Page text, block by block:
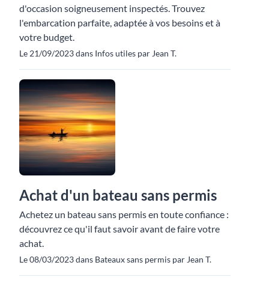
d'occasion soigneusement inspectés. Trouvez
l'embarcation parfaite, adaptée à vos besoins et à
votre budget.
Le 21/09/2023 dans Infos utiles par Jean T.
Achat d'un bateau sans permis
Achetez un bateau sans permis en toute confiance :
découvrez ce qu'il faut savoir avant de faire votre
achat.
Le 08/03/2023 dans Bateaux sans permis par Jean T.